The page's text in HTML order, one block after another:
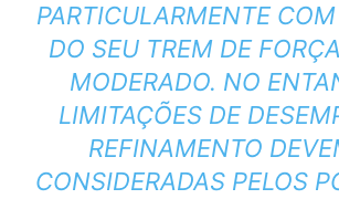
PARTICULARMENTE
DO SEU TREM DE
MODERADO. NO
LIMITAÇÕES DE
REFINAMENTO
CONSIDERADAS PELOS